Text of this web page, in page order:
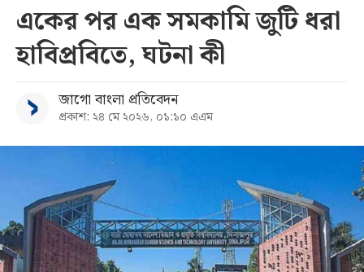
সর্বশেষ
বিভাগ
কনভার্টার
একের পর এক সমকামি জুটি ধরা
হাবিপ্রবিতে, ঘটনা কী
জাগো বাংলা প্রতিবেদন
প্রকাশ: ২৪ মে ২০২৬, ০১:১০ এএম